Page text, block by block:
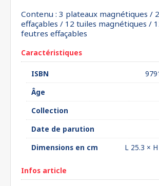
Contenu : 3 plateaux magnétiques /
effaçables / 12 tuiles magnétiques /
feutres effaçables
Caractéristiques
ISBN
Âge
Collection
Date de parution
Dimensions en cm
L 25.3 ×
Infos article